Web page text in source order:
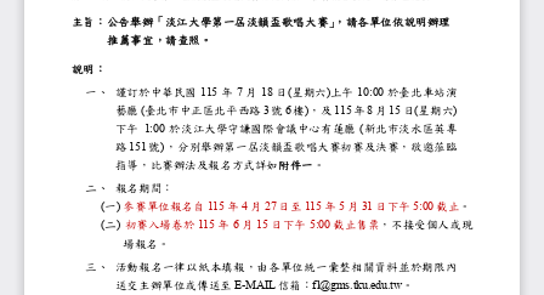
主旨：公告舉辦「淡江大學
第一屆淡韻
盃歌唱
大賽」
，請
各單位依說明辦理
推薦事宜，請查照。
說明：
一、謹訂
於 中華民國
115
年 7 月 18日(星期
六)上午10:00
於臺北車站演
藝廳
(臺北市中正區北平西路
3號 6樓) ， 及 115
年 8 月 15日(星期六
)
下午
1:00於淡江大學守謙國際會議中心
有蓮廳
(新北市淡水區英專
路 151
號) ，分別舉辦
第一屆淡韻盃歌唱大賽初賽及決賽，
敬邀蒞臨
指導，比賽辦法及報名方式詳如
附件
一 。
二、報名期間：
(一) 參賽單位報名自
115
年 4 月 27
日 至 115
年 5 月 31
日 下午5:00截止
。
(二) 初賽入場
卷於115
年 6 月 15日下午5:00截止售票，不接受個人或現
場報名。
三、活動報名
一律
以紙本填報，
由各單位統一彙整
相關資料並於期限內
送交主辦單位
或傳送至
E-MAIL信箱：fl@gms.tku.edu.tw
。